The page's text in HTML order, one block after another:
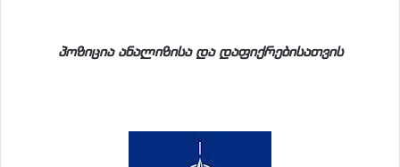
პოზიცია ანალიზისა და დაფიქრებისათვის